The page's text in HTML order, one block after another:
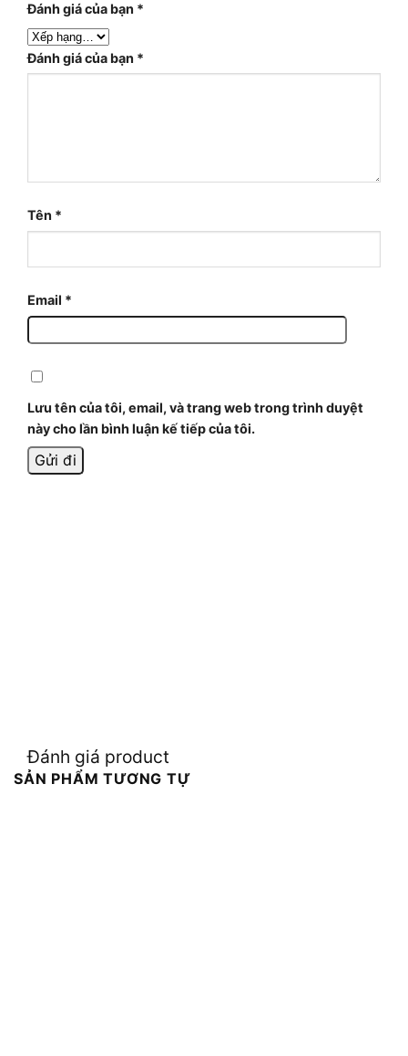
Đánh giá của bạn *
Đánh giá của bạn *
Tên *
Email *
Lưu tên của tôi, email, và trang web trong trình duyệt
này cho lần bình luận kế tiếp của tôi.
Đánh giá product
SẢN PHẨM TƯƠNG TỰ